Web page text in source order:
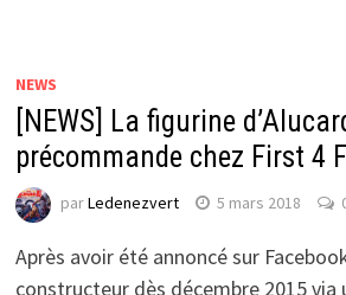
NEWS
[NEWS] La figurine
précommande chez First 4
parLedenezvert 5 mars 2018
Après avoir été annoncé sur
constructeur dès décembre 2015 via